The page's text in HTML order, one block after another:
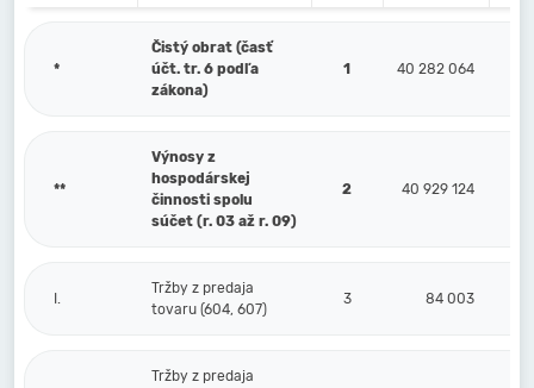
*
Čistý obrat (časť
účt. tr. 6 podľa
zákona)
1 40 282 064
**
Výnosy z
hospodárskej
činnosti spolu
súčet (r. 03 až r. 09)
2 40 929 124
I.
Tržby z predaja
tovaru (604, 607)
3 84 003
Tržby z predaja